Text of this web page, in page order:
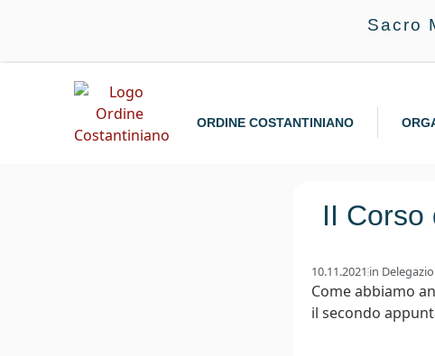
Sacro
ORDINE COSTANTINIANO
II Corso
10.11.2021 in
Come abbiamo
il secondo